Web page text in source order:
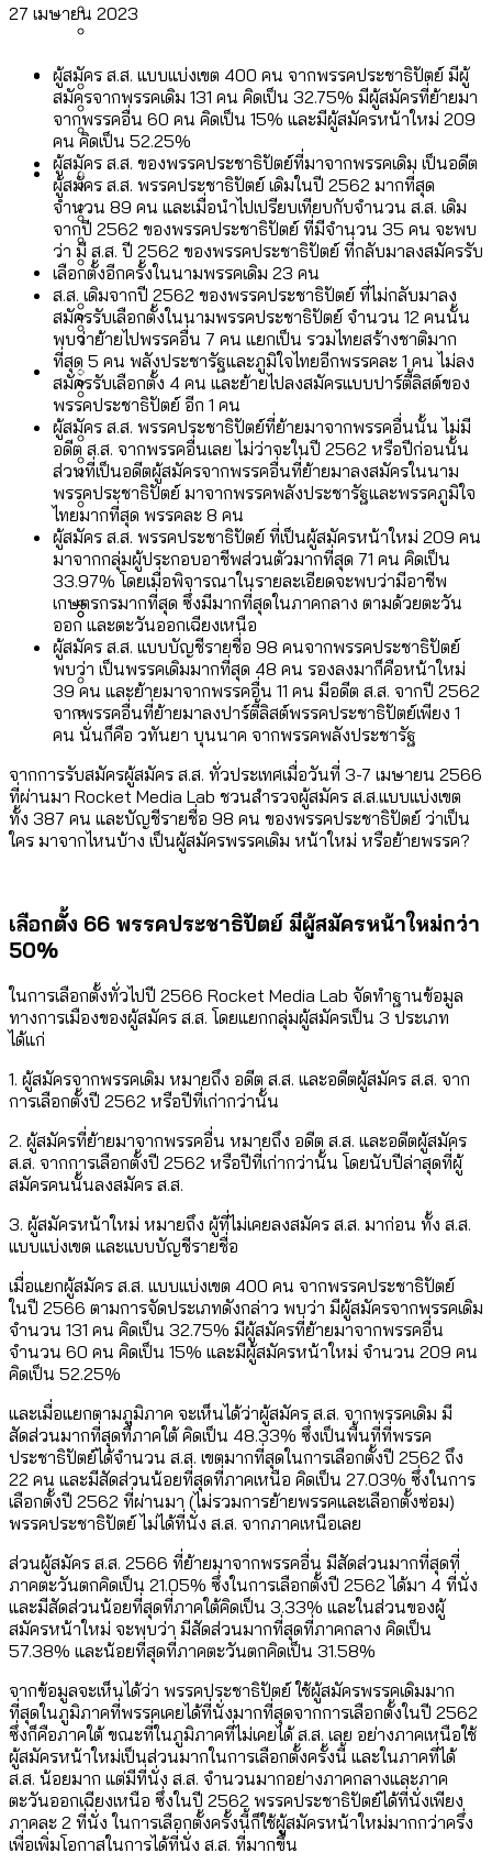
สมุดจดการบ้าน ส.ก. 2569 : แต่ละเขตมี
ปัญหาอะไรที่ ส.ก. ต้องทำการบ้าน
Vote62 ขอบคุณประชาชนที่ร่วม
สังเกตการณ์การเลือกตั้งชวนคุยกันถึงบท
เรียนที่เราได้รับจากเลือกตั้ง กรุงเทพฯ –
พัทยา
กทม. มีอำนาจแค่ไหน ในการแก้ปัญหาให้คน
ที่อาศัยอยู่ในกรุงเทพฯ
ขึ้นและเข้าถึงได้มากน้อยแค่ไหน
ขยะมูลฝอย 2568 [ข้อมูลดิบ]
ขยะของคน กทม. ที่ยังถูกนำไปทิ้งที่
ฉะเชิงเทรา นครปฐม และล่าสุดที่กาญจนบุรี
งบระบายน้ำ-ป้องกันน้ำท่วม 4 ปี (2566-
2569) ของ กทม. ในยุคชัชชาติ ลงเขตไหน
ทำอะไรบ้าง
ประเทศไหนทำได้บ้าง?
สำรวจ Hate Speech ที่ถูกผลิตซ้ำผ่าน
วิดีโอ AI ในช่วงความขัดแย้งไทย-กัมพูชา
[ข้อมูลดิบ]
ความเกลียดชังที่ขายได้ : สำรวจ Hate
Speech ที่ถูกผลิตซ้ำผ่านวิดีโอ AI ในช่วง
ความขัดแย้งไทย-กัมพูชา
กรุงเทพฯ เมืองคอนเสิร์ต : สำรวจ
คอนเสิร์ตและแฟนมีตติ้งในไทยจำนวน 526
งาน ตั้งแต่ปี 2023-2024
ปีนกำแพงส่องซีรีส์จีน: จีนส่งออกภาพ
ลักษณ์แบบไหนสู่สายตาโลก
เมกะโปรเจ็กต์ของ กทม. ในช่วงที่มีการใช้
งบคาบเกี่ยวในยุคชัชชาติ มีอะไร ใช้งบแค่
ไหน
ค่าฝุ่นในกรุงเทพฯ 2025 เทียบกับจำนวน
ควันบุหรี่ที่เข้าปอด [ข้อมูลดิบ]
สำรวจเศรษฐกิจในกรุงเทพฯ ผ่าน
Bangkok Index 2025
สำรวจงบประมาณรายเขตในกรุงเทพฯ
ผ่าน Bangkok Index 2025
สำรวจรายได้จากการจัดเก็บภาษีใน
กรุงเทพฯ ผ่าน Bangkok Index 2025
Future
สังคมผู้สูงอายุไทย [ข้อมูลดิบ]
สำรวจสังคมผู้สูงอายุไทย : 6 จังหวัดเป็น
สังคมสูงวัยระดับสุดยอด และ 64 จังหวัดที่
ตายมากกว่าเกิด
กรุงเทพฯ เมืองสังคมผู้สูงอายุ [ข้อมูลดิบ]
กรุงเทพฯ เมืองสังคมผู้สูงอายุ : 36 เขตมี
คนตายมากกว่าคนเกิด 18 เขตเป็นสังคมผู้
สูงอายุระดับสุดยอด
Bangkok Index 2025 : อันดับความน่าอยู่
ของ 50 เขตในกรุงเทพฯ
Database
สังคมผู้สูงอายุไทย [ข้อมูลดิบ]
สำรวจเหตุไฟไหม้ในกรุงเทพฯ 2568
[ข้อมูลดิบ]
คำนำหน้านามและกฎหมายสมรสเท่าเทียม
[ข้อมูลดิบ]
กรุงเทพฯ เมืองสังคมผู้สูงอายุ [ข้อมูลดิบ]
สวนสาธารณะและพื้นที่สีเขียวใน กทม.
[ข้อมูลดิบ]
Project
Bangkok Index
Bangkok Index 2022
DEMO Thailand
About Us
27 เมษายน 2023
ผู้สมัคร ส.ส. แบบแบ่งเขต 400 คน จากพรรคประชาธิปัตย์ มีผู้
สมัครจากพรรคเดิม 131 คน คิดเป็น 32.75% มีผู้สมัครที่ย้ายมา
จากพรรคอื่น 60 คน คิดเป็น 15% และมีผู้สมัครหน้าใหม่ 209
คน คิดเป็น 52.25%
ผู้สมัคร ส.ส. ของพรรคประชาธิปัตย์ที่มาจากพรรคเดิม เป็นอดีต
ผู้สมัคร ส.ส. พรรคประชาธิปัตย์ เดิมในปี 2562 มากที่สุด
จำนวน 89 คน และเมื่อนำไปเปรียบเทียบกับจำนวน ส.ส. เดิม
จากปี 2562 ของพรรคประชาธิปัตย์ ที่มีจำนวน 35 คน จะพบ
ว่า มี ส.ส. ปี 2562 ของพรรคประชาธิปัตย์ ที่กลับมาลงสมัครรับ
เลือกตั้งอีกครั้งในนามพรรคเดิม 23 คน
ส.ส. เดิมจากปี 2562 ของพรรคประชาธิปัตย์ ที่ไม่กลับมาลง
สมัครรับเลือกตั้งในนามพรรคประชาธิปัตย์ จำนวน 12 คนนั้น
พบว่าย้ายไปพรรคอื่น 7 คน แยกเป็น รวมไทยสร้างชาติมาก
ที่สุด 5 คน พลังประชารัฐและภูมิใจไทยอีกพรรคละ 1 คน ไม่ลง
สมัครรับเลือกตั้ง 4 คน และย้ายไปลงสมัครแบบปาร์ตี้ลิสต์ของ
พรรคประชาธิปัตย์ อีก 1 คน
ผู้สมัคร ส.ส. พรรคประชาธิปัตย์ที่ย้ายมาจากพรรคอื่นนั้น ไม่มี
อดีต ส.ส. จากพรรคอื่นเลย ไม่ว่าจะในปี 2562 หรือปีก่อนนั้น
ส่วนที่เป็นอดีตผู้สมัครจากพรรคอื่นที่ย้ายมาลงสมัครในนาม
พรรคประชาธิปัตย์ มาจากพรรคพลังประชารัฐและพรรคภูมิใจ
ไทยมากที่สุด พรรคละ 8 คน
ผู้สมัคร ส.ส. พรรคประชาธิปัตย์ ที่เป็นผู้สมัครหน้าใหม่ 209 คน
มาจากกลุ่มผู้ประกอบอาชีพส่วนตัวมากที่สุด 71 คน คิดเป็น
33.97% โดยเมื่อพิจารณาในรายละเอียดจะพบว่ามีอาชีพ
เกษตรกรมากที่สุด ซึ่งมีมากที่สุดในภาคกลาง ตามด้วยตะวัน
ออก และตะวันออกเฉียงเหนือ
ผู้สมัคร ส.ส. แบบบัญชีรายชื่อ 98 คนจากพรรคประชาธิปัตย์
พบว่า เป็นพรรคเดิมมากที่สุด 48 คน รองลงมาก็คือหน้าใหม่
39 คน และย้ายมาจากพรรคอื่น 11 คน มีอดีต ส.ส. จากปี 2562
จากพรรคอื่นที่ย้ายมาลงปาร์ตี้ลิสต์พรรคประชาธิปัตย์เพียง 1
คน นั่นก็คือ วทันยา บุนนาค จากพรรคพลังประชารัฐ
จากการรับสมัครผู้สมัคร ส.ส. ทั่วประเทศเมื่อวันที่ 3-7 เมษายน 2566
ที่ผ่านมา Rocket Media Lab ชวนสำรวจผู้สมัคร ส.ส.แบบแบ่งเขต
ทั้ง 387 คน และบัญชีรายชื่อ 98 คน ของพรรคประชาธิปัตย์ ว่าเป็น
ใคร มาจากไหนบ้าง เป็นผู้สมัครพรรคเดิม หน้าใหม่ หรือย้ายพรรค?
เลือกตั้ง 66 พรรคประชาธิปัตย์ มีผู้สมัครหน้าใหม่กว่า
50%
ในการเลือกตั้งทั่วไปปี 2566 Rocket Media Lab จัดทำฐานข้อมูล
ทางการเมืองของผู้สมัคร ส.ส. โดยแยกกลุ่มผู้สมัครเป็น 3 ประเภท
ได้แก่
1. ผู้สมัครจากพรรคเดิม หมายถึง อดีต ส.ส. และอดีตผู้สมัคร ส.ส. จาก
การเลือกตั้งปี 2562 หรือปีที่เก่ากว่านั้น
2. ผู้สมัครที่ย้ายมาจากพรรคอื่น หมายถึง อดีต ส.ส. และอดีตผู้สมัคร
ส.ส. จากการเลือกตั้งปี 2562 หรือปีที่เก่ากว่านั้น โดยนับปีล่าสุดที่ผู้
สมัครคนนั้นลงสมัคร ส.ส.
3. ผู้สมัครหน้าใหม่ หมายถึง ผู้ที่ไม่เคยลงสมัคร ส.ส. มาก่อน ทั้ง ส.ส.
แบบแบ่งเขต และแบบบัญชีรายชื่อ
เมื่อแยกผู้สมัคร ส.ส. แบบแบ่งเขต 400 คน จากพรรคประชาธิปัตย์
ในปี 2566 ตามการจัดประเภทดังกล่าว พบว่า มีผู้สมัครจากพรรคเดิม
จำนวน 131 คน คิดเป็น 32.75% มีผู้สมัครที่ย้ายมาจากพรรคอื่น
จำนวน 60 คน คิดเป็น 15% และมีผู้สมัครหน้าใหม่ จำนวน 209 คน
คิดเป็น 52.25%
และเมื่อแยกตามภูมิภาค จะเห็นได้ว่าผู้สมัคร ส.ส. จากพรรคเดิม มี
สัดส่วนมากที่สุดที่ภาคใต้ คิดเป็น 48.33% ซึ่งเป็นพื้นที่ที่พรรค
ประชาธิปัตย์ได้จำนวน ส.ส. เขตมากที่สุดในการเลือกตั้งปี 2562 ถึง
22 คน และมีสัดส่วนน้อยที่สุดที่ภาคเหนือ คิดเป็น 27.03% ซึ่งในการ
เลือกตั้งปี 2562 ที่ผ่านมา (ไม่รวมการย้ายพรรคและเลือกตั้งซ่อม)
พรรคประชาธิปัตย์ ไม่ได้ที่นั่ง ส.ส. จากภาคเหนือเลย
ส่วนผู้สมัคร ส.ส. 2566 ที่ย้ายมาจากพรรคอื่น มีสัดส่วนมากที่สุดที่
ภาคตะวันตกคิดเป็น 21.05% ซึ่งในการเลือกตั้งปี 2562 ได้มา 4 ที่นั่ง
และมีสัดส่วนน้อยที่สุดที่ภาคใต้คิดเป็น 3.33% และในส่วนของผู้
สมัครหน้าใหม่ จะพบว่า มีสัดส่วนมากที่สุดที่ภาคกลาง คิดเป็น
57.38% และน้อยที่สุดที่ภาคตะวันตกคิดเป็น 31.58%
จากข้อมูลจะเห็นได้ว่า พรรคประชาธิปัตย์ ใช้ผู้สมัครพรรคเดิมมาก
ที่สุดในภูมิภาคที่พรรคเคยได้ที่นั่งมากที่สุดจากการเลือกตั้งในปี 2562
ซึ่งก็คือภาคใต้ ขณะที่ในภูมิภาคที่ไม่เคยได้ ส.ส. เลย อย่างภาคเหนือใช้
ผู้สมัครหน้าใหม่เป็นส่วนมากในการเลือกตั้งครั้งนี้ และในภาคที่ได้
ส.ส. น้อยมาก แต่มีที่นั่ง ส.ส. จำนวนมากอย่างภาคกลางและภาค
ตะวันออกเฉียงเหนือ ซึ่งในปี 2562 พรรคประชาธิปัตย์ได้ที่นั่งเพียง
ภาคละ 2 ที่นั่ง ในการเลือกตั้งครั้งนี้ก็ใช้ผู้สมัครหน้าใหม่มากกว่าครึ่ง
เพื่อเพิ่มโอกาสในการได้ที่นั่ง ส.ส. ที่มากขึ้น